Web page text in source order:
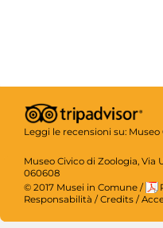
Leggi le recensioni su: Museo
Museo Civico di Zoologia, Via
060608
© 2017 Musei in Comune /
Responsabilità / Credits /